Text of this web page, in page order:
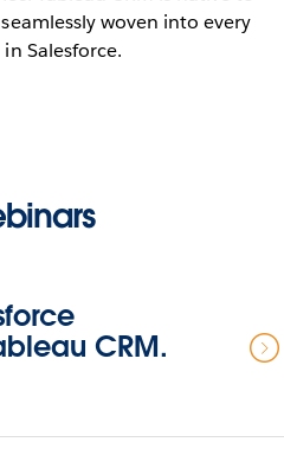
woven into every
Salesforce.
CRM.